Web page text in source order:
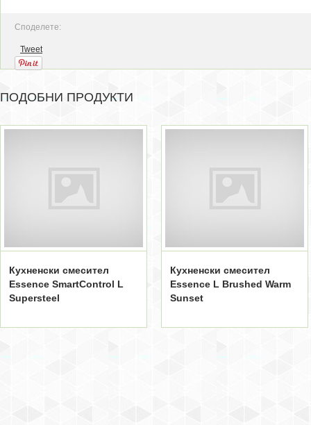
Споделете:
Tweet
ПОДОБНИ ПРОДУКТИ
Кухненски смесител
Essence SmartControl L
Supersteel
Кухненски смесител
Essence L Brushed Warm
Sunset